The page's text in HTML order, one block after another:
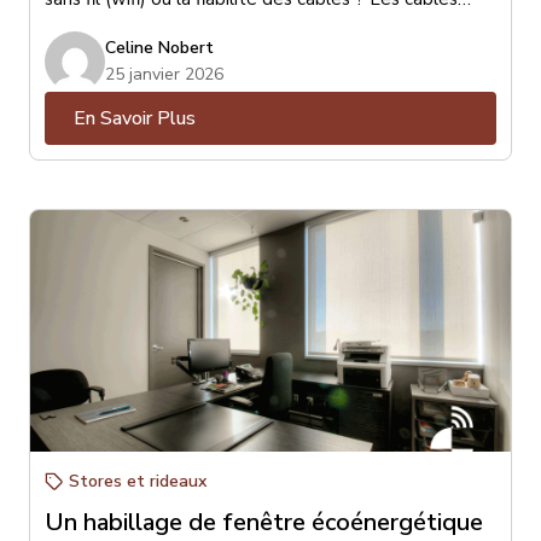
sont de loin les préférés pour leurs qualités de
stabilité et de vitesse de communication au réseau.
Celine Nobert
25 janvier 2026
En Savoir Plus
Stores et rideaux
Un habillage de fenêtre écoénergétique